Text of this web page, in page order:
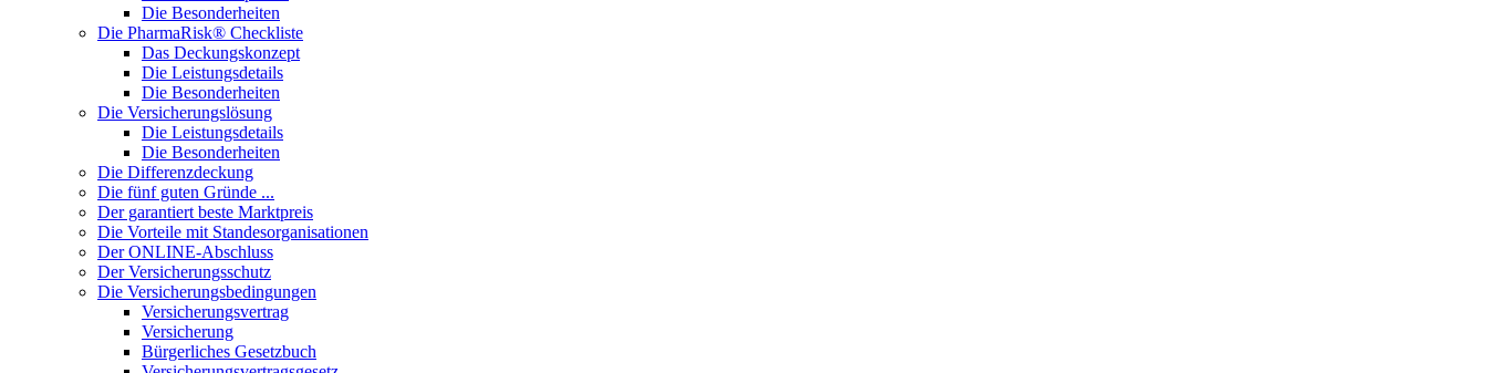
Die Besonderheiten
Die PharmaRisk® Checkliste
Das Deckungskonzept
Die Leistungsdetails
Die Besonderheiten
Die Versicherungslösung
Die Leistungsdetails
Die Besonderheiten
Die Differenzdeckung
Die fünf guten Gründe ...
Der garantiert beste Marktpreis
Die Vorteile mit Standesorganisationen
Der ONLINE-Abschluss
Der Versicherungsschutz
Die Versicherungsbedingungen
Versicherungsvertrag
Versicherung
Bürgerliches Gesetzbuch